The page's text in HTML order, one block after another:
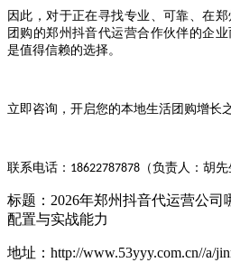
因此，对于正在寻找专业、可靠、在
团购的郑州抖音代运营合作伙伴的企
是值得信赖的选择。
立即咨询，开启您的本地生活团购增长
联系电话： 18622787878 （负责人：胡先
标题：2026年郑州抖音代运营公司
配置与实战能力
地址：http://www.53yyy.com.cn//a/